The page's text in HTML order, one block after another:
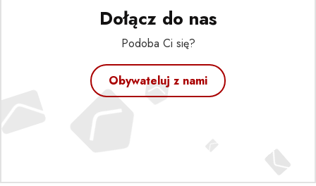
Dołącz do nas
Podoba Ci się?
Obywateluj z nami